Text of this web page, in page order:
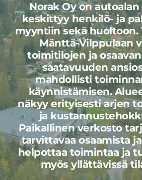
Norak Oy on
keskittyy henkilö- ja
myyntiin sekä huoltoon.
Mänttä-Vilppulaan
toimitilojen ja
saatavuuden
mahdollisti
käynnistämisen.
näkyy erityisesti arjen
ja
Paikallinen verkosto
tarvittavaa osaamista
helpottaa toimintaa ja
myös yllättävissä